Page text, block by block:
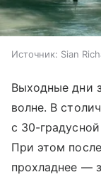
Источник: Sian
Выходные дни
волне. В
с 30-
При этом
прохладнее —